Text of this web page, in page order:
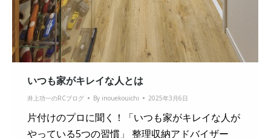
いつも家がキレイな人とは
井上功一のRCブログ By inouekouichi 2025年3月6日
片付けのプロに聞く！「いつも家がキレイな人が
やっている5つの習慣」 整理収納アドバイザー